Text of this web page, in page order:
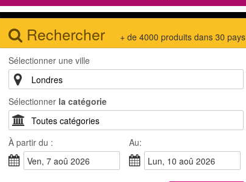
Rechercher
+ de 4000 produits dans 30 pays
Sélectionner une ville
Sélectionner la catégorie
À partir du :
ven, 7 aoû 2026
Au:
lun, 10 aoû 2026